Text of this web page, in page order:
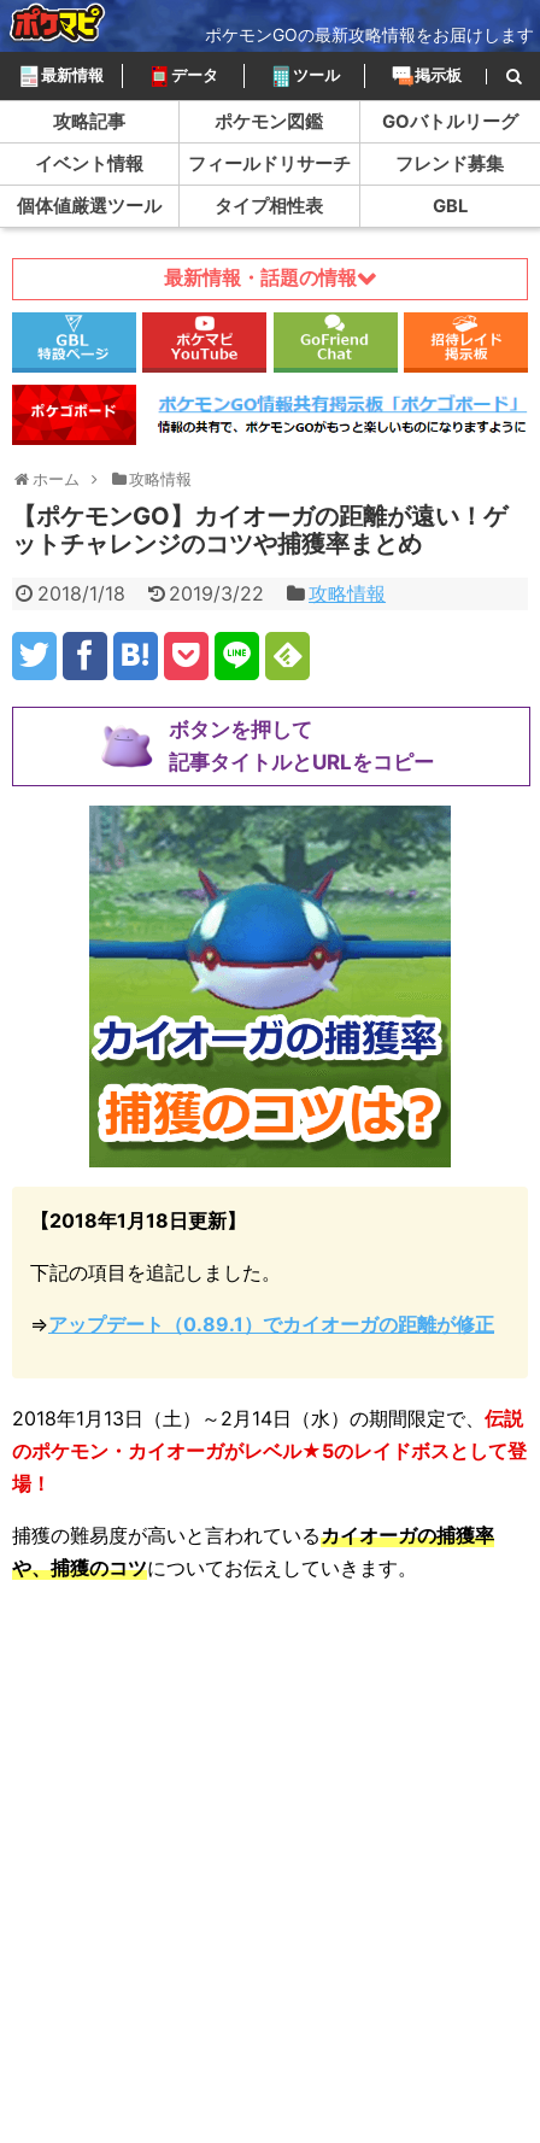
ポケモンGOの最新攻略情報をお届けします
最新情報 データ ツール 掲示板
攻略記事 ポケモン図鑑
GOバトルリーグ
イベント情報
フィールドリサーチ
フレンド募集
個体値厳選ツール
タイプ相性表 GBL
最新情報・話題の情報
ホーム 攻略情報
【ポケモンGO】カイオーガの距離が遠い！ゲ
ットチャレンジのコツや捕獲率まとめ
2018/1/18 2019/3/22 攻略情報
ボタンを押して
記事タイトルとURLをコピー
【2018年1月18日更新】
下記の項目を追記しました。
⇒アップデート（0.89.1）でカイオーガの距離が修正
2018年1月13日（土）～2月14日（水）の期間限定で、 伝説
のポケモン・カイオーガがレベル★5のレイドボスとして登
場！
捕獲の難易度が高いと言われているカイオーガの捕獲率
や、捕獲のコツについてお伝えしていきます。